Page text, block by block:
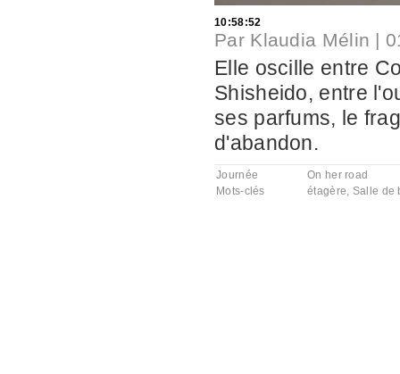
10:58:52
Par Klaudia Mélin |
Elle oscille entre
Shisheido, entre
ses parfums, le
d'abandon.
Journée
On her road
Mots-clés
étagère, Salle de